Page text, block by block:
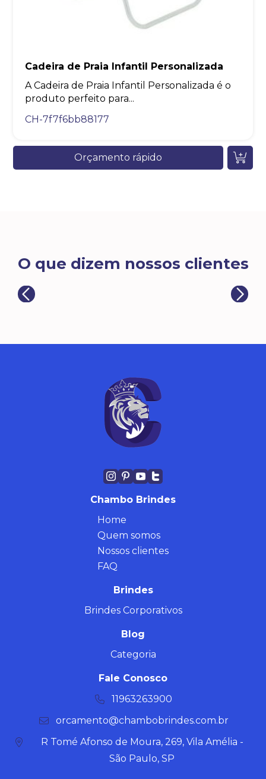
Cadeira de Praia Infantil Personalizada
A Cadeira de Praia Infantil Personalizada é o
produto perfeito para...
CH-7f7f6bb88177
Orçamento rápido
O que dizem nossos clientes
Chambo Brindes
Home
Quem somos
Nossos clientes
FAQ
Brindes
Brindes Corporativos
Blog
Categoria
Fale Conosco
11963263900
orcamento@chambobrindes.com.br
R Tomé Afonso de Moura, 269, Vila Amélia -
São Paulo, SP